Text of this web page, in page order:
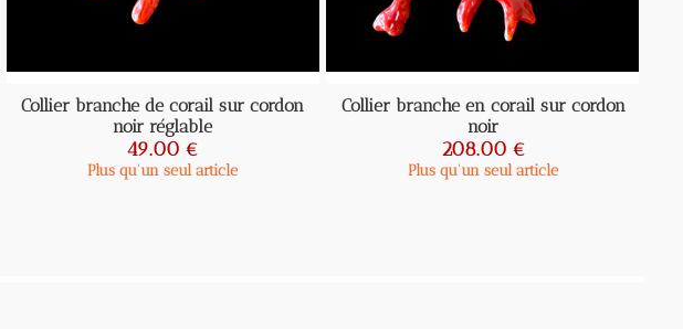
Collier branche de corail sur cordon
noir réglable
49.00 €
Plus qu'un seul article
Collier branche en corail sur cordon
noir
208.00 €
Plus qu'un seul article